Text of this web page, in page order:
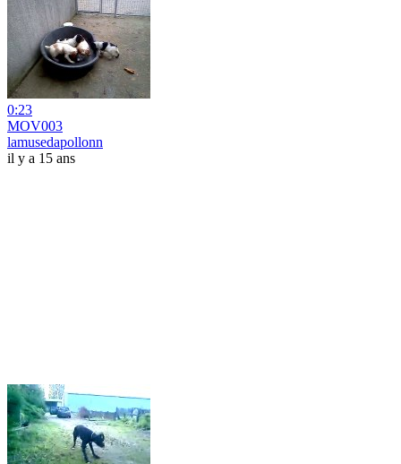
0:23
MOV003
lamusedapollonn
il y a 15 ans